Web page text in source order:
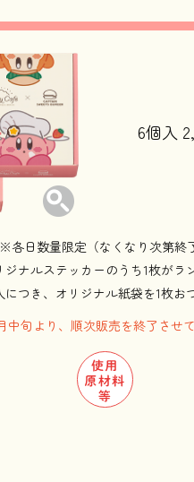
6個入
※各日数量限定（なくなり次第終
ナルステッカーのうち 1枚がラ
つき、オリジナル紙袋を1枚お
中旬より、順次販売を終了させ